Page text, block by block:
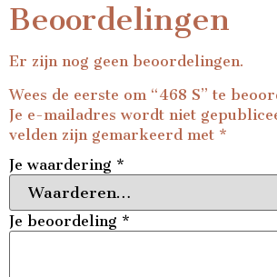
Beoordelingen
Er zijn nog geen beoordelingen.
Wees de eerste om “468 S” te
Je e-mailadres wordt niet
velden zijn gemarkeerd met *
Je waardering *
Je beoordeling *